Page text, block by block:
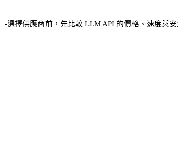
-選擇供應商前，先比較 LLM API 的價格、速度與